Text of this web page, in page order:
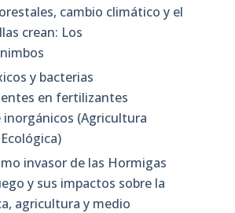
cambio climático y el
crean: Los
y bacterias
en fertilizantes
inorgánicos (Agricultura
invasor de las Hormigas
y sus impactos sobre la
agricultura y medio